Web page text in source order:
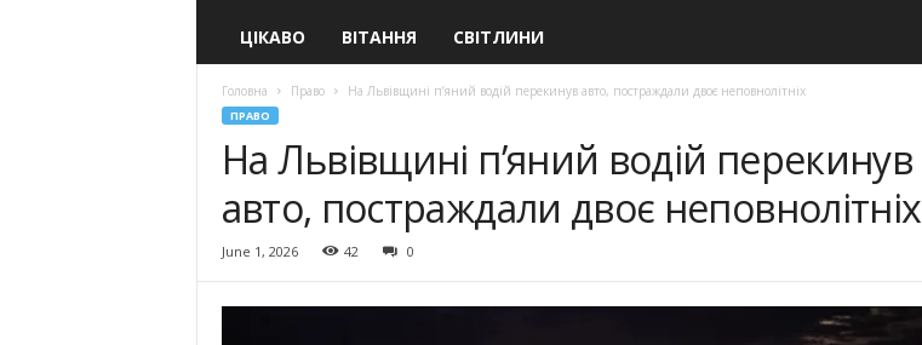
ЦІКАВО ВІТАННЯ СВІТЛИНИ
Головна Право На Львівщині п’яний водій перекинув авто, постраждали двоє неповнолітніх
ПРАВО
На Львівщині п’яний водій перекинув
авто, постраждали двоє неповнолітніх
June 1, 2026 42 0